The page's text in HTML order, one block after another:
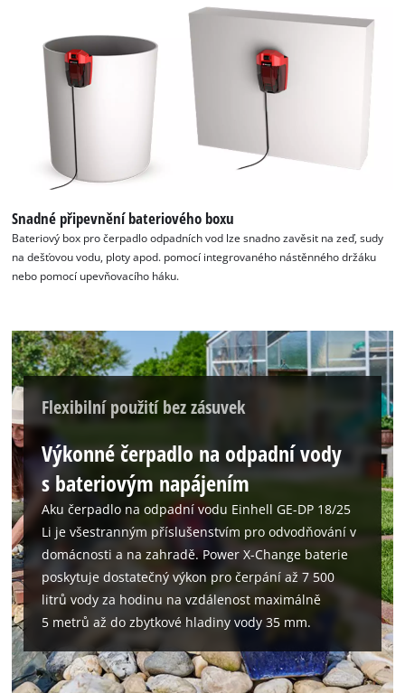
K načtení služby Google Maps
potřebujeme váš souhlas!
This content is not permitted to load due
to trackers that are not disclosed to the
visitor. The website owner needs to setup
the site with their CMP to add this content
to the list of technologies used.
Powered by
Usercentrics Consent
Snadné připevnění bateriového boxu
Bateriový box pro čerpadlo odpadních vod lze snadno zavěsit na zeď, sudy
na dešťovou vodu, ploty apod. pomocí integrovaného nástěnného držáku
nebo pomocí upevňovacího háku.
Flexibilní použití bez zásuvek
Výkonné čerpadlo na odpadní vody
s bateriovým napájením
Aku čerpadlo na odpadní vodu Einhell GE-DP 18/25
Li je všestranným příslušenstvím pro odvodňování v
domácnosti a na zahradě. Power X-Change baterie
poskytuje dostatečný výkon pro čerpání až 7 500
litrů vody za hodinu na vzdálenost maximálně
5 metrů až do zbytkové hladiny vody 35 mm.